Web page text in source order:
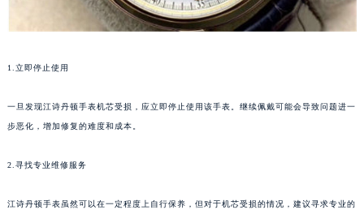
1.立即停止使用
一旦发现江诗丹顿手表机芯受损，应立即停止使用该手表。继续佩戴可能会导致问题进一
步恶化，增加修复的难度和成本。
2.寻找专业维修服务
江诗丹顿手表虽然可以在一定程度上自行保养，但对于机芯受损的情况，建议寻求专业的